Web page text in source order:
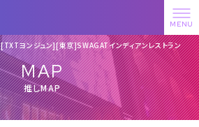
[TXTヨンジュン][東京]SWAGATインディアンレストラン
MAP
推しMAP